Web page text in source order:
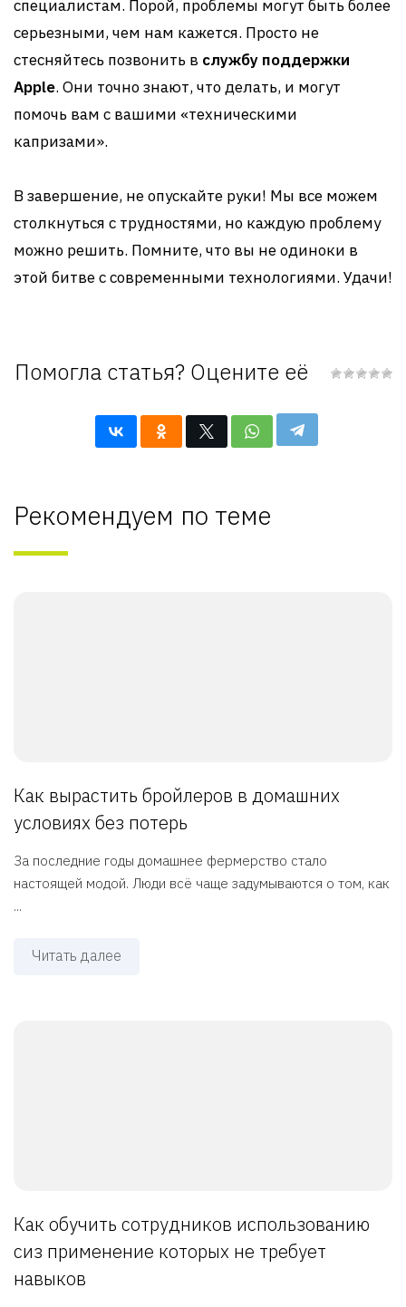
специалистам. Порой, проблемы могут быть более
серьезными, чем нам кажется. Просто не
стесняйтесь позвонить в службу поддержки
Apple. Они точно знают, что делать, и могут
помочь вам с вашими «техническими
капризами».
В завершение, не опускайте руки! Мы все можем
столкнуться с трудностями, но каждую проблему
можно решить. Помните, что вы не одиноки в
этой битве с современными технологиями. Удачи!
Помогла статья? Оцените её
Рекомендуем по теме
Как вырастить бройлеров в домашних
условиях без потерь
За последние годы домашнее фермерство стало
настоящей модой. Люди всё чаще задумываются о том, как
...
Читать далее
Как обучить сотрудников использованию
сиз применение которых не требует
навыков